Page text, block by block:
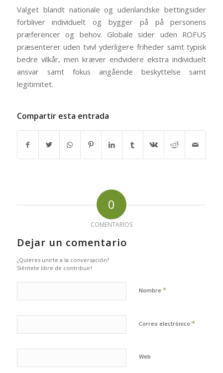
Valget blandt nationale og udenlandske bettingsider
forbliver individuelt og bygger på på personens
præferencer og behov. Globale sider uden ROFUS
præsenterer uden tvivl yderligere friheder samt typisk
bedre vilkår, men kræver endvidere ekstra individuelt
ansvar samt fokus angående beskyttelse samt
legitimitet.
Compartir esta entrada
0
COMENTARIOS
Dejar un comentario
¿Quieres unirte a la conversación?
Siéntete libre de contribuir!
Nombre *
Correo electrónico *
Web